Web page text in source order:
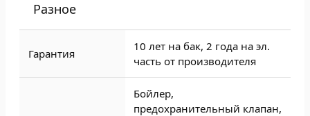
Разное
Гарантия
10 лет на бак, 2 года на эл.
часть от производителя
Бойлер,
предохранительный клапан,